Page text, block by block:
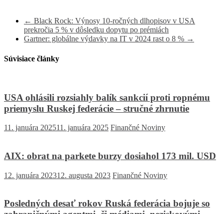
← Black Rock: Výnosy 10-ročných dlhopisov v USA
prekročia 5 % v dôsledku dopytu po prémiách
Gartner: globálne výdavky na IT v 2024 rast o 8 % →
Súvisiace články
USA ohlásili rozsiahly balík sankcií proti ropnému
priemyslu Ruskej federácie – stručné zhrnutie
11. januára 202511. januára 2025 Finančné Noviny
AIX: obrat na parkete burzy dosiahol 173 mil. USD
12. januára 202312. augusta 2023 Finančné Noviny
Posledných desať rokov Ruská federácia bojuje so